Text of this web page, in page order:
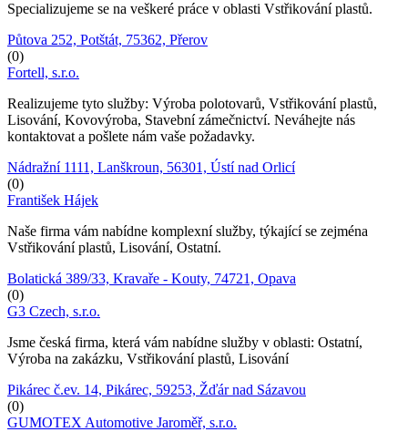
Specializujeme se na veškeré práce v oblasti Vstřikování plastů.
Půtova 252, Potštát, 75362, Přerov
(0)
Fortell, s.r.o.
Realizujeme tyto služby: Výroba polotovarů, Vstřikování plastů,
Lisování, Kovovýroba, Stavební zámečnictví. Neváhejte nás
kontaktovat a pošlete nám vaše požadavky.
Nádražní 1111, Lanškroun, 56301, Ústí nad Orlicí
(0)
František Hájek
Naše firma vám nabídne komplexní služby, týkající se zejména
Vstřikování plastů, Lisování, Ostatní.
Bolatická 389/33, Kravaře - Kouty, 74721, Opava
(0)
G3 Czech, s.r.o.
Jsme česká firma, která vám nabídne služby v oblasti: Ostatní,
Výroba na zakázku, Vstřikování plastů, Lisování
Pikárec č.ev. 14, Pikárec, 59253, Žďár nad Sázavou
(0)
GUMOTEX Automotive Jaroměř, s.r.o.